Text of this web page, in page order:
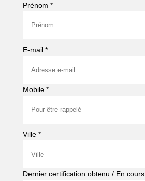
Prénom *
E-mail *
Mobile *
Ville *
Dernier certification obtenu / En cours